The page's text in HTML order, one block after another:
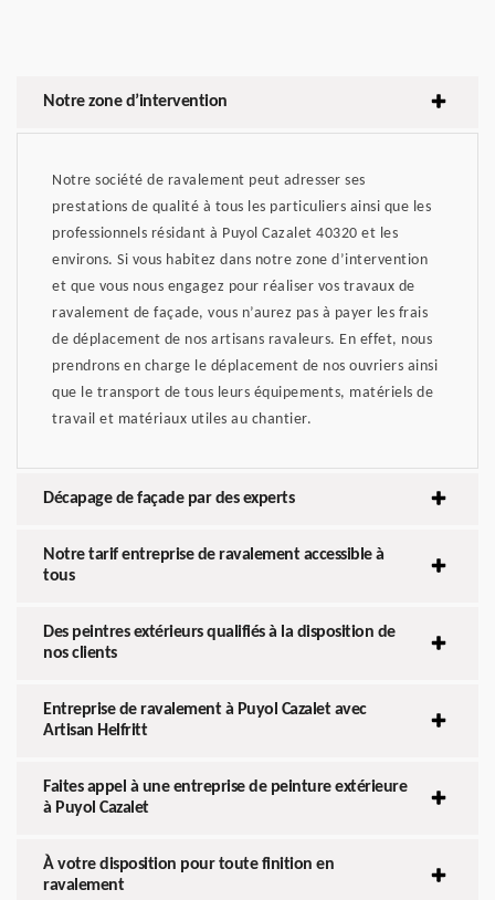
Notre zone d’intervention
Notre société de ravalement peut adresser ses
prestations de qualité à tous les particuliers ainsi que les
professionnels résidant à Puyol Cazalet 40320 et les
environs. Si vous habitez dans notre zone d’intervention
et que vous nous engagez pour réaliser vos travaux de
ravalement de façade, vous n’aurez pas à payer les frais
de déplacement de nos artisans ravaleurs. En effet, nous
prendrons en charge le déplacement de nos ouvriers ainsi
que le transport de tous leurs équipements, matériels de
travail et matériaux utiles au chantier.
Décapage de façade par des experts
Notre tarif entreprise de ravalement accessible à
tous
Des peintres extérieurs qualifiés à la disposition de
nos clients
Entreprise de ravalement à Puyol Cazalet avec
Artisan Helfritt
Faites appel à une entreprise de peinture extérieure
à Puyol Cazalet
À votre disposition pour toute finition en
ravalement